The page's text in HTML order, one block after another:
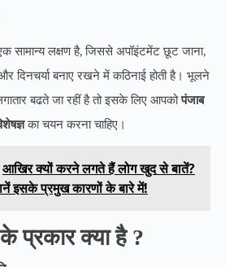
सामान्य लक्षण है, जिससे अपॉइंटमेंट छूट जाना,
दिनचर्या बनाए रखने में कठिनाई होती है। भूलने
बढते जा रहीं है तो इसके लिए आपकोपंजाब
का चयन करना चाहिए।
आखिर क्यों करने लगते हैं लोग खुद से बातें?
इसके प्रमुख कारणों के बारे में!
प्रकार क्या है ?